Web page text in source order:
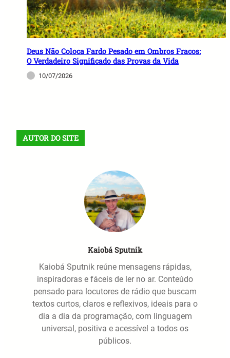
Deus Não Coloca Fardo Pesado em Ombros Fracos:
O Verdadeiro Significado das Provas da Vida
10/07/2026
AUTOR DO SITE
Kaiobá Sputnik
Kaiobá Sputnik reúne mensagens rápidas,
inspiradoras e fáceis de ler no ar. Conteúdo
pensado para locutores de rádio que buscam
textos curtos, claros e reflexivos, ideais para o
dia a dia da programação, com linguagem
universal, positiva e acessível a todos os
públicos.